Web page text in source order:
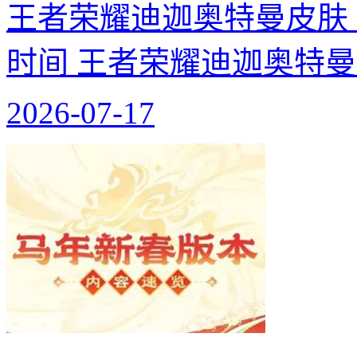
王者荣耀迪迦奥特曼皮
时间 王者荣耀迪迦奥特
2026-07-17